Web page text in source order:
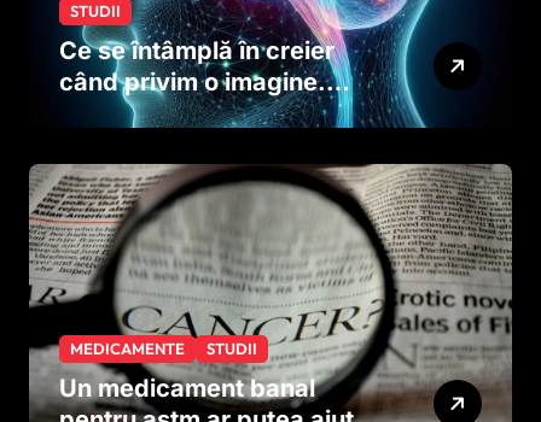
STUDII
Ce se întâmplă în creier
când privim o imagine.
Studiul care explică rolul
MEDICAMENTE STUDII
Un medicament banal